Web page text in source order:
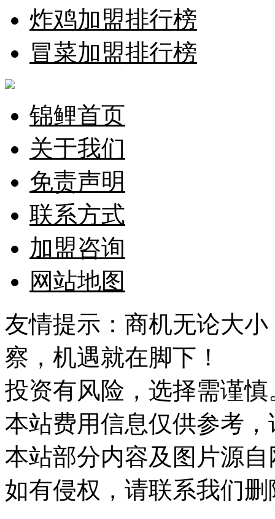
炸鸡加盟排行榜
冒菜加盟排行榜
锦鲤首页
关于我们
免责声明
联系方式
加盟咨询
网站地图
友情提示：商机无论大
察，机遇就在脚下！
投资有风险，选择需谨慎
本站费用信息仅供参考
本站部分内容及图片源
如有侵权，请联系我们删